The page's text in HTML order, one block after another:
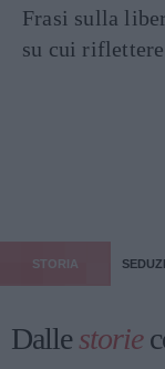
Frasi sulla
su cui riflettere
STORIA
Dallestorie